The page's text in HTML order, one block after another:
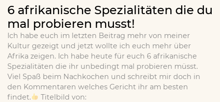
6 afrikanische Spezialitäten die du
mal probieren musst!
Ich habe euch im letzten Beitrag mehr von meiner
Kultur gezeigt und jetzt wollte ich euch mehr über
Afrika zeigen. Ich habe heute für euch 6 afrikanische
Spezialitäten die ihr unbedingt mal probieren müsst.
Viel Spaß beim Nachkochen und schreibt mir doch in
den Kommentaren welches Gericht ihr am besten
findet.
Titelbild von: